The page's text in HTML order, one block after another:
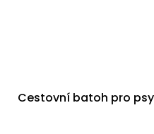
Cestovní batoh pro